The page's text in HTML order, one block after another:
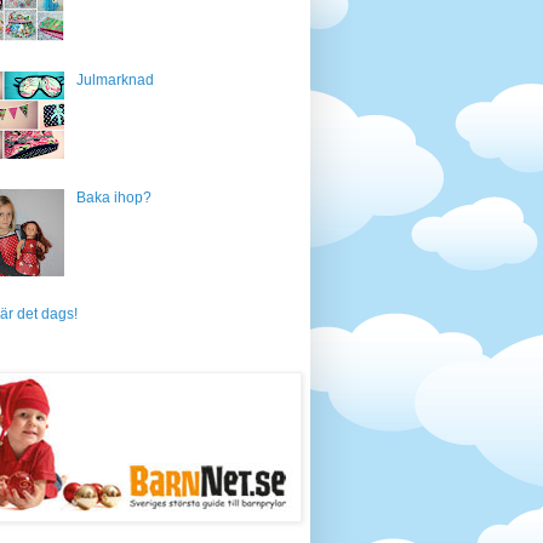
Julmarknad
Baka ihop?
det dags!